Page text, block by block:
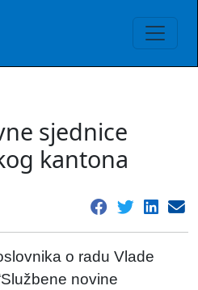
sjednice
kantona
o radu Vlade
novine